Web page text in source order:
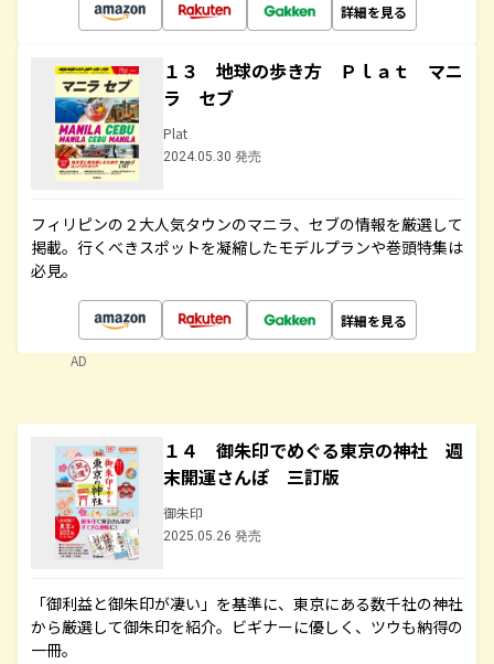
詳細を見る
１３ 地球の歩き方 Ｐｌａｔ マニ
ラ セブ
Plat
2024.05.30 発売
フィリピンの２大人気タウンのマニラ、セブの情報を厳選して
掲載。行くべきスポットを凝縮したモデルプランや巻頭特集は
必見。
詳細を見る
AD
１４ 御朱印でめぐる東京の神社 週
末開運さんぽ 三訂版
御朱印
2025.05.26 発売
「御利益と御朱印が凄い」を基準に、東京にある数千社の神社
から厳選して御朱印を紹介。ビギナーに優しく、ツウも納得の
一冊。